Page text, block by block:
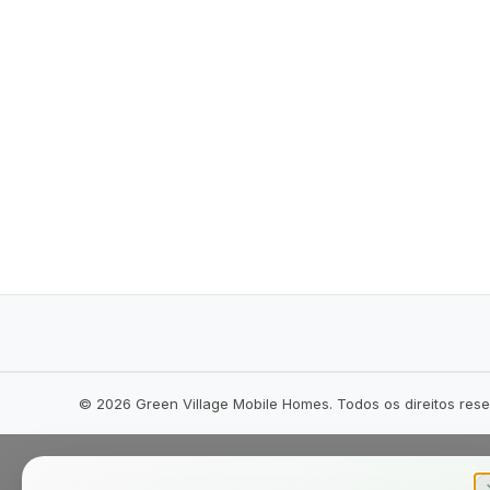
© 2026 Green Village Mobile Homes. Todos os direitos